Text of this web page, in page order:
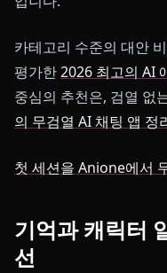
카테고리 수준의 대안
평가한2026 최고의 AI
중심의 추천은, 검열 없
의 무검열 AI 채팅 앱 정
첫 세션을 Anione에서
기억과 캐릭터
선